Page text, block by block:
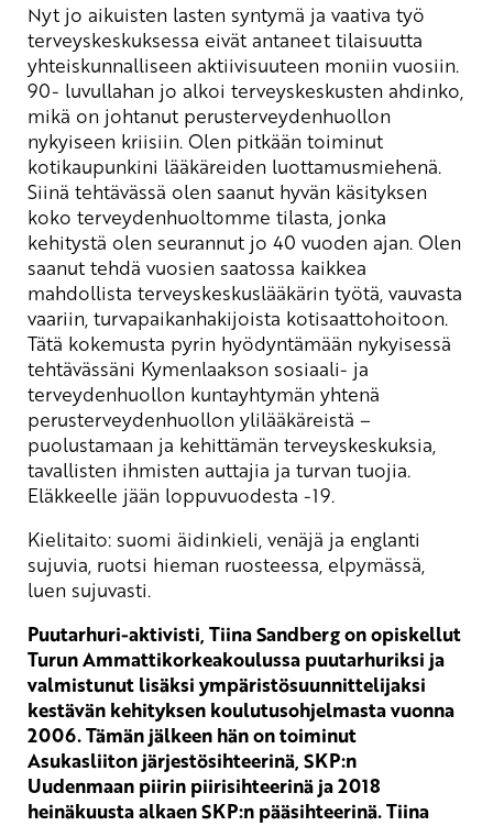
Nyt jo aikuisten lasten syntymä ja vaativa työ
terveyskeskuksessa eivät antaneet tilaisuutta
yhteiskunnalliseen aktiivisuuteen moniin vuosiin.
90- luvullahan jo alkoi terveyskeskusten ahdinko,
mikä on johtanut perusterveydenhuollon
nykyiseen kriisiin. Olen pitkään toiminut
kotikaupunkini lääkäreiden luottamusmiehenä.
Siinä tehtävässä olen saanut hyvän käsityksen
koko terveydenhuoltomme tilasta, jonka
kehitystä olen seurannut jo 40 vuoden ajan. Olen
saanut tehdä vuosien saatossa kaikkea
mahdollista terveyskeskuslääkärin työtä, vauvasta
vaariin, turvapaikanhakijoista kotisaattohoitoon.
Tätä kokemusta pyrin hyödyntämään nykyisessä
tehtävässäni Kymenlaakson sosiaali- ja
terveydenhuollon kuntayhtymän yhtenä
perusterveydenhuollon ylilääkäreistä –
puolustamaan ja kehittämän terveyskeskuksia,
tavallisten ihmisten auttajia ja turvan tuojia.
Eläkkeelle jään loppuvuodesta -19.
Kielitaito: suomi äidinkieli, venäjä ja englanti
sujuvia, ruotsi hieman ruosteessa, elpymässä,
luen sujuvasti.
Puutarhuri-aktivisti, Tiina Sandberg on opiskellut
Turun Ammattikorkeakoulussa puutarhuriksi ja
valmistunut lisäksi ympäristösuunnittelijaksi
kestävän kehityksen koulutusohjelmasta vuonna
2006. Tämän jälkeen hän on toiminut
Asukasliiton järjestösihteerinä, SKP:n
Uudenmaan piirin piirisihteerinä ja 2018
heinäkuusta alkaen SKP:n pääsihteerinä. Tiina